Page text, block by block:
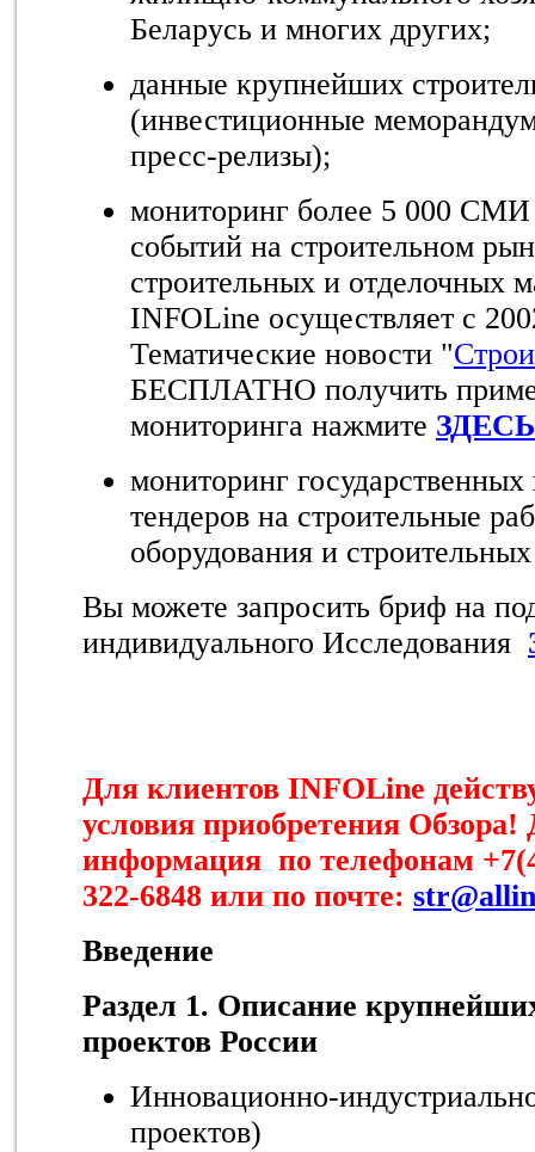
Беларусь и многих других;
данные крупнейших
(инвестиционные
пресс-релизы);
мониторинг более 5 000
событий на строительном
строительных и отделочных
INFOLine осуществляет с
Тематические новости "
БЕСПЛАТНО получить
мониторинга нажмите ЗДЕСЬ
мониторинг
тендеров на строительные
оборудования и
Вы можете запросить бриф на
индивидуального Исследования
Для клиентов INFOLine
условия приобретения
информация по телефонам
322-6848 или по почте:
Введение
Раздел 1. Описание
проектов России
Инновационно-
проектов)